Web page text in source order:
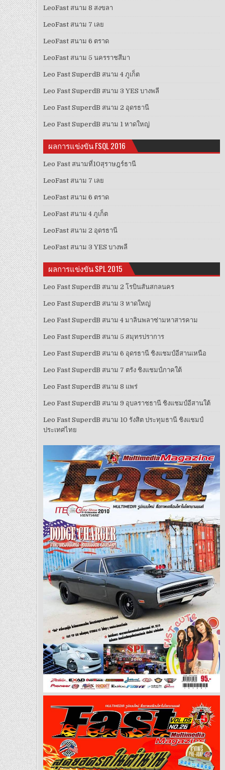
LeoFast สนาม 8 สงขลา
LeoFast สนาม 7 เลย
LeoFast สนาม 6 ตราด
LeoFast สนาม 5 นครราชสีมา
Leo Fast SuperdB สนาม 4 ภูเก็ต
Leo Fast SuperdB สนาม 3 YES บางพลี
Leo Fast SuperdB สนาม 2 อุดรธานี
Leo Fast SuperdB สนาม 1 หาดใหญ่
ผลการแข่งขัน FSQL 2016
Leo Fast สนามที่10สุราษฎร์ธานี
LeoFast สนาม 7 เลย
LeoFast สนาม 6 ตราด
LeoFast สนาม 4 ภูเก็ต
LeoFast สนาม 2 อุดรธานี
LeoFast สนาม 3 YES บางพลี
ผลการแข่งขัน SPL 2015
Leo Fast SuperdB สนาม 2 โรบินสันสกลนคร
Leo Fast SuperdB สนาม 3 หาดใหญ่
Leo Fast SuperdB สนาม 4 มาลินพลาซ่ามหาสารคาม
Leo Fast SuperdB สนาม 5 สมุทรปราการ
Leo Fast SuperdB สนาม 6 อุดรธานี ชิงแชมป์อีสานเหนือ
Leo Fast SuperdB สนาม 7 ตรัง ชิงแชมป์ภาคใต้
Leo Fast SuperdB สนาม 8 แพร่
Leo Fast SuperdB สนาม 9 อุบลราชธานี ชิงแชมป์อีสานใต้
Leo Fast SuperdB สนาม 10 รังสิต ประทุมธานี ชิงแชมป์
ประเทศไทย